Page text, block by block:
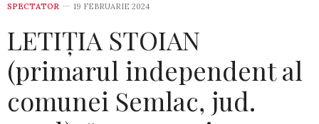
SPECTATOR 19 FEBRUARIE 2024
LETIȚIA STOIAN
(primarul independent al
comunei Semlac, jud.